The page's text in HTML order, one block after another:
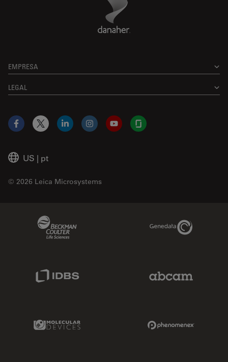
EMPRESA
LEGAL
US | pt
© 2026 Leica Microsystems
Facebook
X LinkedInInstagramYouTubeGlassdoor
Genedata Link
Molecular Devices Link